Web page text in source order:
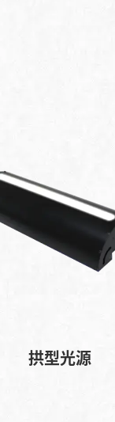
拱型光源